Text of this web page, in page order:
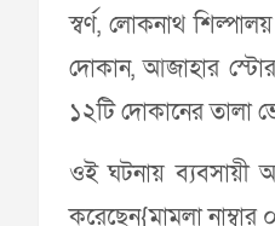
স্বর্ণ, লোকনাথ
দোকান, আজাহার
১২টি দোকানের তালা
ওই ঘটনায় ব্যবসায়ী
করেছেন{মামলা